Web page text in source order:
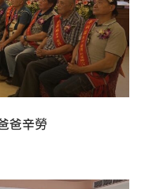
爸辛勞